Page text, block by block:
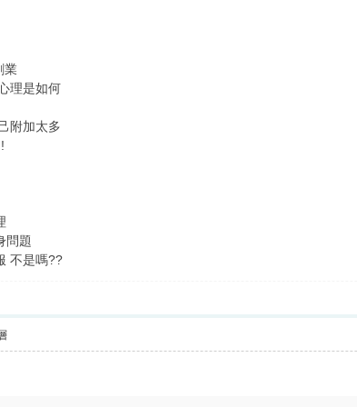
業
理是如何
附加太多
問題
不是嗎??